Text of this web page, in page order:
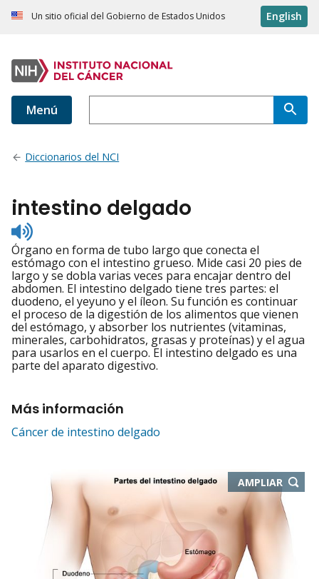
Un sitio oficial del Gobierno de Estados Unidos English
Menú
Diccionarios del NCI
intestino delgado
Listen
to
pronunciation
Órgano en forma de tubo largo que conecta el
estómago con el intestino grueso. Mide casi 20 pies de
largo y se dobla varias veces para encajar dentro del
abdomen. El intestino delgado tiene tres partes: el
duodeno, el yeyuno y el íleon. Su función es continuar
el proceso de la digestión de los alimentos que vienen
del estómago, y absorber los nutrientes (vitaminas,
minerales, carbohidratos, grasas y proteínas) y el agua
para usarlos en el cuerpo. El intestino delgado es una
parte del aparato digestivo.
Más información
Cáncer de intestino delgado
AMPLIAR-
ABRE
EN
NUEVA